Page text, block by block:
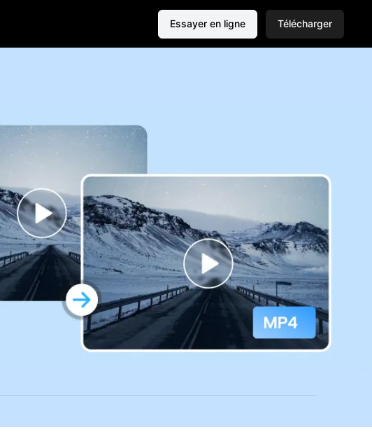
Essayer en ligne Télécharger